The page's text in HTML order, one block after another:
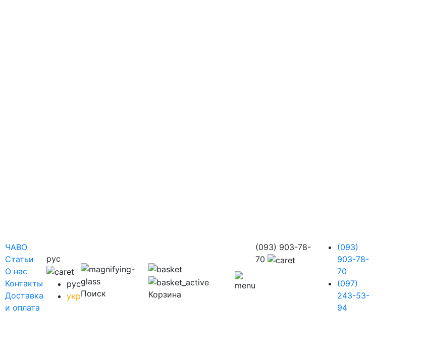
ЧАВО
Cтатьи
O нас
Контакты
Доставка
и оплата
рус
рус
укрПоиск Корзина
(093) 903-78-
70
(093)
903-78-
70
(097)
243-53-
94